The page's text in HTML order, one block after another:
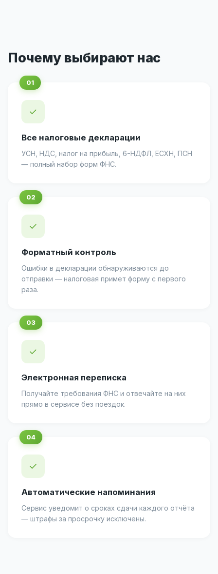
Почему выбирают нас
✓
Все налоговые декларации
УСН, НДС, налог на прибыль, 6-НДФЛ, ЕСХН, ПСН
— полный набор форм ФНС.
✓
Форматный контроль
Ошибки в декларации обнаруживаются до
отправки — налоговая примет форму с первого
раза.
✓
Электронная переписка
Получайте требования ФНС и отвечайте на них
прямо в сервисе без поездок.
✓
Автоматические напоминания
Сервис уведомит о сроках сдачи каждого отчёта
— штрафы за просрочку исключены.